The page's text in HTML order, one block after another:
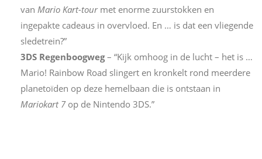
van Mario Kart-tourmet enorme zuurstokken en
ingepakte cadeaus in overvloed. En … is dat een vliegende
sledetrein?”
3DS Regenboogweg– “Kijk omhoog in de lucht – het is …
Mario! Rainbow Road slingert en kronkelt rond meerdere
planetoïden op deze hemelbaan die is ontstaan ​​in
Mariokart 7op de Nintendo 3DS.”